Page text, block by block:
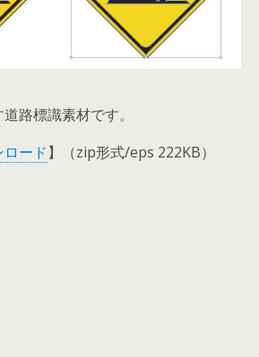
路標識素材です。
ード】（zip形式/eps 222KB）